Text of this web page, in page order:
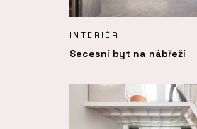
INTERIÉR
Secesní byt na nábřeží